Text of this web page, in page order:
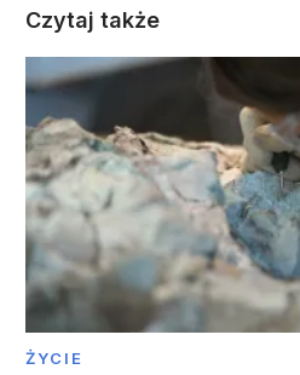
Czytaj także
ŻYCIE